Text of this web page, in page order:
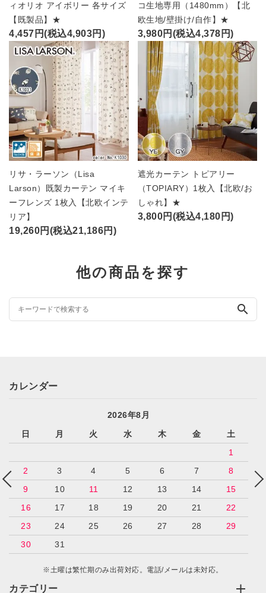
ィオリオ アイボリー 各サイズ
【既製品】★
4,457円(税込4,903円)
コ生地専用（1480mm）【北
欧生地/壁掛け/自作】★
3,980円(税込4,378円)
リサ・ラーソン（Lisa
Larson）既製カーテン マイキ
ーフレンズ 1枚入【北欧インテ
リア】
19,260円(税込21,186円)
遮光カーテン トピアリー
（TOPIARY）1枚入【北欧/お
しゃれ】★
3,800円(税込4,180円)
他の商品を探す
search
カテゴリー
カレンダー
2026年8月
日
月 火 水 木 金
土
1
2
3 4 5 6 7
8
9
10 11 12 13 14
15
16
17 18 19 20 21
22
23
24 25 26 27 28
29
30
31
※土曜は繁忙期のみ出荷対応。電話/メールは未対応。